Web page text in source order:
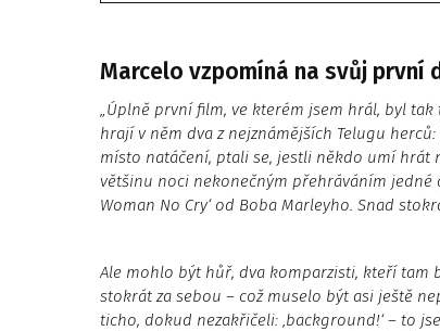
Marcelo vzpomíná na svůj první
„Úplně první film, ve kterém jsem hrál, byl tak
hrají v něm dva z nejznámějších Telugu herců:
místo natáčení, ptali se, jestli někdo umí hrát
většinu noci nekonečným přehráváním jedné
Woman No Cry‘ od Boba Marleyho. Snad
Ale mohlo být hůř, dva komparzisti, kteří tam
stokrát za sebou – což muselo být asi ještě
ticho, dokud nezakřičeli: ‚background!‘ – to